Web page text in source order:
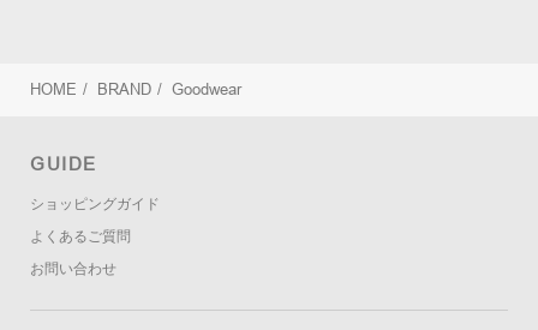
HOME / BRAND / Goodwear
GUIDE
ショッピングガイド
よくあるご質問
お問い合わせ